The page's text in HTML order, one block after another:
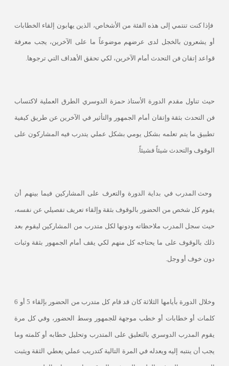
فإذا كنت تنتمي إلى هذه الفئة من الأشخاص، الذين يهابون إلقاء الخطابات
أو يشعرون بالخجل لدى عرضهم موضوعاً ما على الآخرين، يجب معرفة
قواعد إتقان فن التحدث أمام الآخرين، لكي تحقق الأهداف التي ترجوها.
حيث تناول مقدم الدورة الأستاذ حمزة الدوسري الطرق العملية لاكتساب
فن التحدث بثقة وإتقان أمام الجمهور والتأثير في الآخرين عن طريق كيفية
تطبيق ما يتم تعلمه بشكل يومي بشكل عملي يتدرب فيه المشاركون على
الوقوف والتحدث شيئاً فشيئاً.
وحث المدرب في بداية الدورة والتعرف على المشاركين فيما بينهم أن
يقوم كل شخص من الحضور بالوقوف بثقة وإلقاء تعريف تفصيلي عن نفسه،
حيث سجل المدرب ملاحظاته ودونها لكل متدرب من المشاركين ليقوم بعد
ذلك بالوقوف على ما يحتاجه كل منهم لكي يقف أمام الجمهور بثقة وثبات
دون خوف أو وجل.
وخلال الدورة بأيامها الثلاثة كان قد قام كل متدرب من الحضور بإلقاء 5 أو 6
كلمات أو خطابات أو خطب موجهة للجمهور وسط الحضور، وفي كل مرة
يقوم المدرب الدوسري بالتعليق على المتدرب وتحليل خطابه أو كلمته وما
يجب أن ينتبه إليه ويعدله في المرة التالية كتدريب عملي يعطي الثقة ويثبت